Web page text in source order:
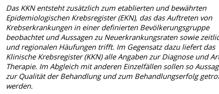
Das KKN entsteht zusätzlich zum etablierten und bewährten
Epidemiologischen Krebsregis­ter (EKN), das das Auftreten von
Krebserkrankungen in einer definierten Bevölkerungs­gruppe
beobachtet und Aussagen zu Neuerkrankungsraten sowie
und regionalen Häufungen trifft. Im Gegensatz dazu liefert das
Klinische Krebsregister (KKN) alle Angaben zur Diagnose und
Therapie. Im Abgleich mit anderen Einzelfällen sollen so
zur Qualität der Behandlung und zum Behandlungserfolg
werden.